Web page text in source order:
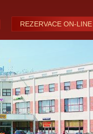
REZERVACE ON-LINE